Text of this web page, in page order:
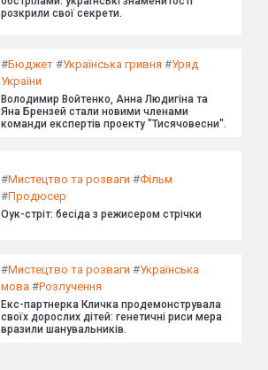
розкрили свої секрети.
#Бюджет #Українська гривня #Уряд
України
Володимир Войтенко, Анна Людигіна та
Яна Брензей стали новими членами
команди експертів проекту "Тисячовесни".
#Мистецтво та розваги #Фільм
#Продюсер
Оук-стріт: бесіда з режисером стрічки
#Мистецтво та розваги #Українська
мова #Розлучення
Екс-партнерка Кличка продемонструвала
своїх дорослих дітей: генетичні риси мера
вразили шанувальників.